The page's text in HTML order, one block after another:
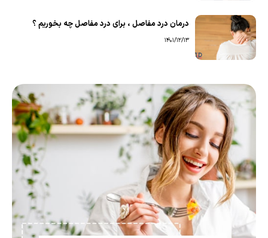
درمان درد مفاصل ، برای درد مفاصل چه بخوریم ؟
1401/12/13